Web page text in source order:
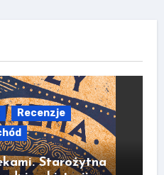
Recenzje
Starożytna